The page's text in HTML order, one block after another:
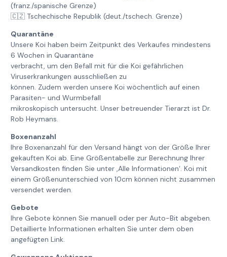
(franz./spanische Grenze)
🇨🇿 Tschechische Republik (deut./tschech. Grenze)
Quarantäne
Unsere Koi haben beim Zeitpunkt des Verkaufes mindestens
6 Wochen in Quarantäne
verbracht, um den Befall mit für die Koi gefährlichen
Viruserkrankungen ausschließen zu
können. Zudem werden unsere Koi wöchentlich auf einen
Parasiten- und Wurmbefall
mikroskopisch untersucht. Unser betreuender Tierarzt ist Dr.
Rob Heymans.
Boxenanzahl
Ihre Boxenanzahl für den Versand hängt von der Größe Ihrer
gekauften Koi ab. Eine Größentabelle zur Berechnung Ihrer
Versandkosten finden Sie unter ‚Alle Informationen‘. Koi mit
einem Größenunterschied von 10cm können nicht zusammen
versendet werden.
Gebote
Ihre Gebote können Sie manuell oder per Auto-Bit abgeben.
Detaillierte Informationen erhalten Sie unter dem oben
angefügten Link.